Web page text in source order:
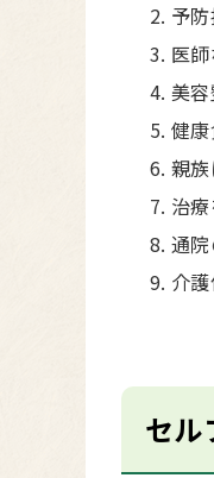
予
医
美
健
親
治
通
介
セル